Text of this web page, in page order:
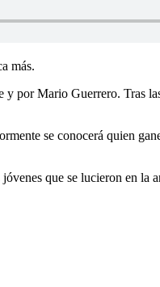
más.
Mario Guerrero. Tras
se conocerá quien
que se lucieron en la